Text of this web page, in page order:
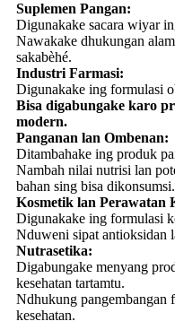
Suplemen Pangan:
Digunakake sacara wiyar
Nawakake dhukungan
sakabèhé.
Industri Farmasi:
Digunakake ing formulasi
Bisa digabungake karo
modern.
Panganan lan Ombenan:
Ditambahake ing produk
Nambah nilai nutrisi lan
bahan sing bisa dikonsumsi.
Kosmetik lan Perawatan
Digunakake ing formulasi
Nduweni sipat antioksidan
Nutrasetika:
Digabungake menyang
kesehatan tartamtu.
Ndhukung pangembangan
kesehatan.